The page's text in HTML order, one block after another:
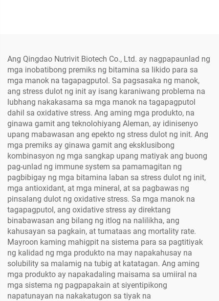
Ang Qingdao Nutrivit Biotech Co., Ltd. ay nagpapaunlad ng
mga inobatibong premiks ng bitamina sa likido para sa
mga manok na tagapagputol. Sa pagsasaka ng manok,
ang stress dulot ng init ay isang karaniwang problema na
lubhang nakakasama sa mga manok na tagapagputol
dahil sa oxidative stress. Ang aming mga produkto, na
ginawa gamit ang teknolohiyang Aleman, ay idinisenyo
upang mabawasan ang epekto ng stress dulot ng init. Ang
mga premiks ay ginawa gamit ang eksklusibong
kombinasyon ng mga sangkap upang matiyak ang buong
pag-unlad ng immune system sa pamamagitan ng
pagbibigay ng mga bitamina laban sa stress dulot ng init,
mga antioxidant, at mga mineral, at sa pagbawas ng
pinsalang dulot ng oxidative stress. Sa mga manok na
tagapagputol, ang oxidative stress ay direktang
binabawasan ang bilang ng itlog na nalilikha, ang
kahusayan sa pagkain, at tumataas ang mortality rate.
Mayroon kaming mahigpit na sistema para sa pagtitiyak
ng kalidad ng mga produkto na may napakahusay na
solubility sa malamig na tubig at katatagan. Ang aming
mga produkto ay napakadaling maisama sa umiiral na
mga sistema ng pagpapakain at siyentipikong
napatunayan na nakakatugon sa tiyak na